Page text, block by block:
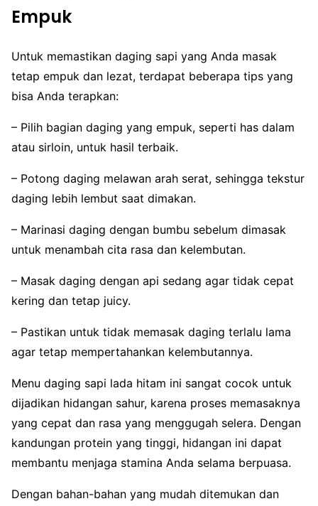
Empuk
Untuk memastikan daging sapi yang Anda masak
tetap empuk dan lezat, terdapat beberapa tips yang
bisa Anda terapkan:
– Pilih bagian daging yang empuk, seperti has dalam
atau sirloin, untuk hasil terbaik.
– Potong daging melawan arah serat, sehingga tekstur
daging lebih lembut saat dimakan.
– Marinasi daging dengan bumbu sebelum dimasak
untuk menambah cita rasa dan kelembutan.
– Masak daging dengan api sedang agar tidak cepat
kering dan tetap juicy.
– Pastikan untuk tidak memasak daging terlalu lama
agar tetap mempertahankan kelembutannya.
Menu daging sapi lada hitam ini sangat cocok untuk
dijadikan hidangan sahur, karena proses memasaknya
yang cepat dan rasa yang menggugah selera. Dengan
kandungan protein yang tinggi, hidangan ini dapat
membantu menjaga stamina Anda selama berpuasa.
Dengan bahan-bahan yang mudah ditemukan dan